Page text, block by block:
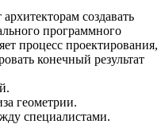
создавать
программного
процесс проектирования,
конечный результат
геометрии.
специалистами.